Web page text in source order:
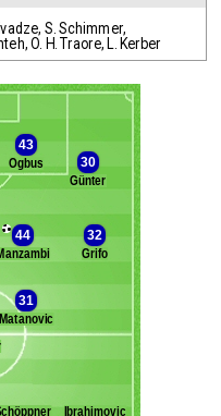
, S. Schimmer,
,O. H. Traore, L. Kerber